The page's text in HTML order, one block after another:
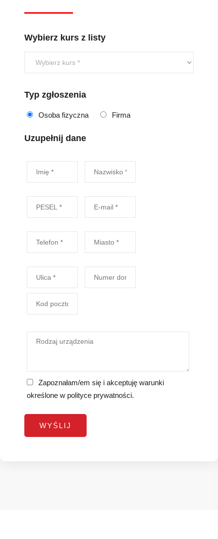
Wybierz kurs z listy
Typ zgłoszenia
Osoba fizyczna Firma
Uzupełnij dane
Zapoznałam/em się i akceptuję warunki
określone w polityce prywatności.